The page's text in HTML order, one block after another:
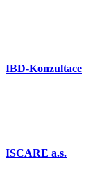
IBD-Konzultace
ISCARE a.s.